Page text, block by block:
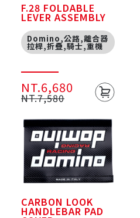
F.28 FOLDABLE
LEVER ASSEMBLY
Domino,公路,離合器
拉桿,折疊,騎士,重機
NT.7,580
NT.6,680
CARBON LOOK
HANDLEBAR PAD